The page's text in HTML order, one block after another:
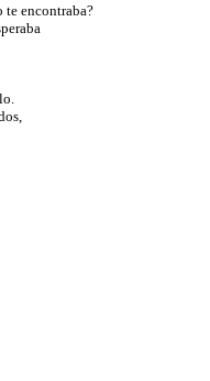
te encontraba?